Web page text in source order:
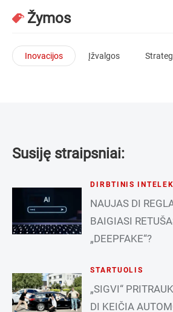
Žymos
Inovacijos Įžvalgos
Susiję straipsniai:
DIRBTINIS
NAUJAS DI
BAIGIASI
„DEEPFAKE“?
STARTUOLIS
„SIGVI“
DI KEIČIA